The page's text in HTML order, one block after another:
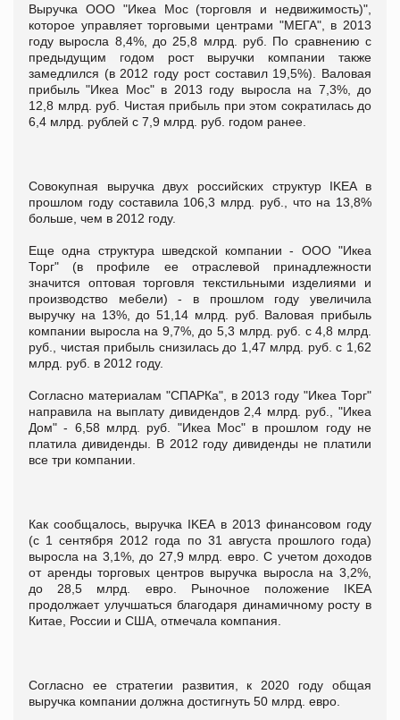
Выручка ООО "Икеа Мос (торговля и недвижимость)",
которое управляет торговыми центрами "МЕГА", в 2013
году выросла 8,4%, до 25,8 млрд. руб. По сравнению с
предыдущим годом рост выручки компании также
замедлился (в 2012 году рост составил 19,5%). Валовая
прибыль "Икеа Мос" в 2013 году выросла на 7,3%, до
12,8 млрд. руб. Чистая прибыль при этом сократилась до
6,4 млрд. рублей с 7,9 млрд. руб. годом ранее.
Совокупная выручка двух российских структур IKEA в
прошлом году составила 106,3 млрд. руб., что на 13,8%
больше, чем в 2012 году.
Еще одна структура шведской компании - ООО "Икеа
Торг" (в профиле ее отраслевой принадлежности
значится оптовая торговля текстильными изделиями и
производство мебели) - в прошлом году увеличила
выручку на 13%, до 51,14 млрд. руб. Валовая прибыль
компании выросла на 9,7%, до 5,3 млрд. руб. с 4,8 млрд.
руб., чистая прибыль снизилась до 1,47 млрд. руб. с 1,62
млрд. руб. в 2012 году.
Согласно материалам "СПАРКа", в 2013 году "Икеа Торг"
направила на выплату дивидендов 2,4 млрд. руб., "Икеа
Дом" - 6,58 млрд. руб. "Икеа Мос" в прошлом году не
платила дивиденды. В 2012 году дивиденды не платили
все три компании.
Как сообщалось, выручка IKEA в 2013 финансовом году
(с 1 сентября 2012 года по 31 августа прошлого года)
выросла на 3,1%, до 27,9 млрд. евро. С учетом доходов
от аренды торговых центров выручка выросла на 3,2%,
до 28,5 млрд. евро. Рыночное положение IKEA
продолжает улучшаться благодаря динамичному росту в
Китае, России и США, отмечала компания.
Согласно ее стратегии развития, к 2020 году общая
выручка компании должна достигнуть 50 млрд. евро.